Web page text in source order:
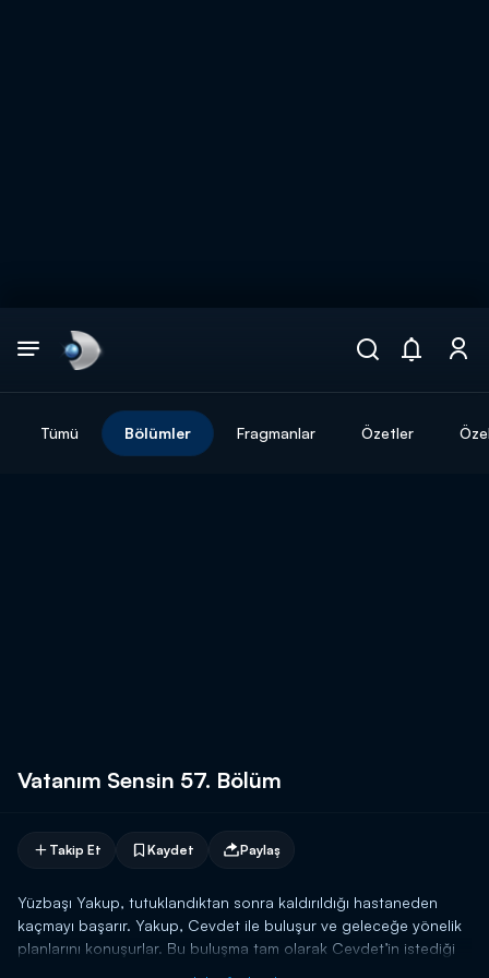
Tümü Bölümler Fragmanlar Özetler
Vatanım Sensin 57. Bölüm
Takip Et Kaydet Paylaş
Yüzbaşı Yakup, tutuklandıktan sonra kaldırıldığı hastaneden
kaçmayı başarır. Yakup, Cevdet ile buluşur ve geleceğe yönelik
planlarını konuşurlar. Bu buluşma tam olarak Cevdet’in istediği